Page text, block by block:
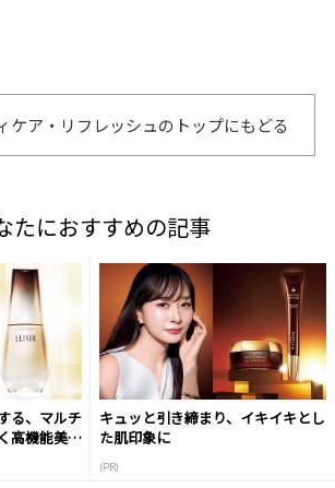
ケア・リフレッシュのトップにもどる
たにおすすめの記事
る、マルチ
高機能美容
キュッと引き締まり、イキイキとし
た肌印象に
(PR)